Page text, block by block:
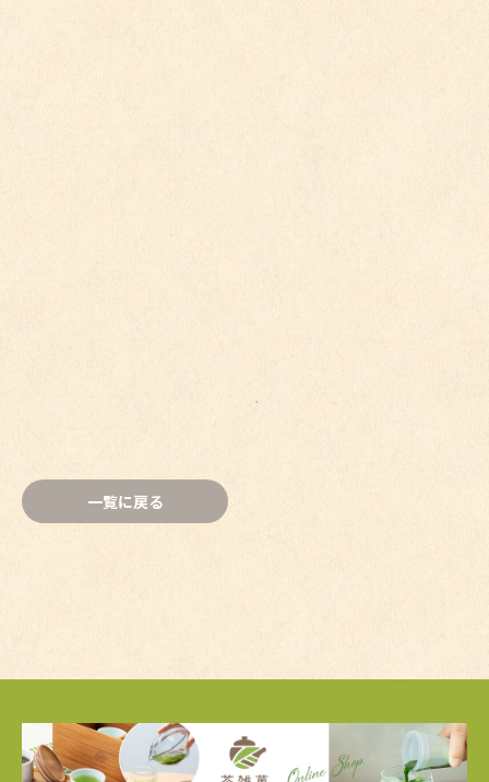
一覧に戻る